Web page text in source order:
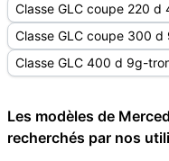
Classe GLC coupe 220 d
Classe GLC coupe 300
Classe GLC 400 d 9g-
Les modèles de
recherchés par nos